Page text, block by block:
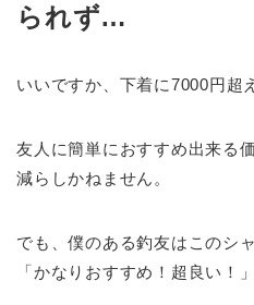
られず…
いいですか、下着に7000円超
友人に簡単におすすめ出来る
減らしかねません。
でも、僕のある釣友はこのシ
「かなりおすすめ！超良い！」